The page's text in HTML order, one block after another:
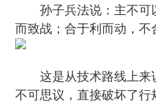
孙子兵法说： 主不可
而致战；合于利而动，不
这是从技术路线上来
不可思议，直接破坏了行